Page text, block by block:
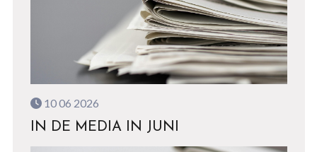
10 06 2026
IN DE MEDIA IN JUNI